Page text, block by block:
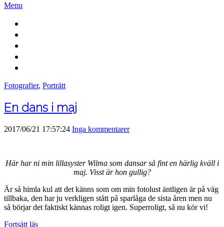
Menu
Fotografier, Porträtt
En dans i maj
2017/06/21 17:57:24 Inga kommentarer
Här har ni min lillasyster Wilma som dansar så fint en härlig kväll i
maj. Visst är hon gullig?
Är så himla kul att det känns som om min fotolust äntligen är på väg
tillbaka, den har ju verkligen stått på sparlåga de sista åren men nu
så börjar det faktiskt kännas roligt igen. Superroligt, så nu kör vi!
Fortsätt läs